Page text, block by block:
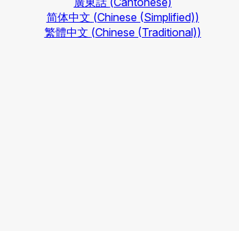
简体中文 (Chinese (Simplified))
繁體中文 (Chinese (Traditional))